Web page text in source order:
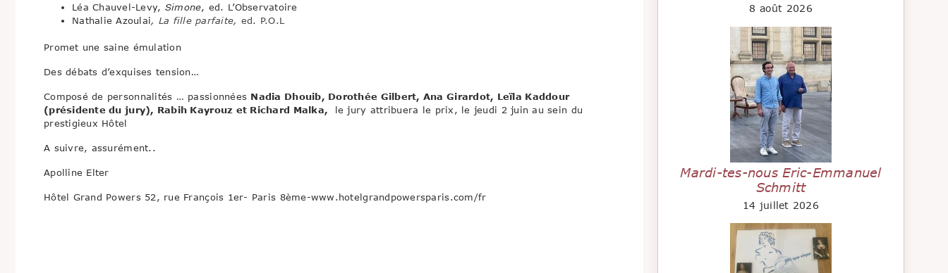
Léa Chauvel-Levy, Simone, ed. L’Observatoire
Nathalie Azoulai, La fille parfaite, ed. P.O.L
Promet une saine émulation
Des débats d’exquises tension…
Composé de personnalités … passionnées Nadia Dhouib, Dorothée Gilbert, Ana Girardot, Leïla Kaddour
(présidente du jury), Rabih Kayrouz et Richard Malka,
le jury attribuera le prix, le jeudi 2 juin au sein du
prestigieux Hôtel
A suivre, assurément..
Apolline Elter
Hôtel Grand Powers 52, rue François 1er- Paris 8ème-www.hotelgrandpowersparis.com/fr
8 août 2026
Mardi-tes-nous Eric-Emmanuel
Schmitt
14 juillet 2026